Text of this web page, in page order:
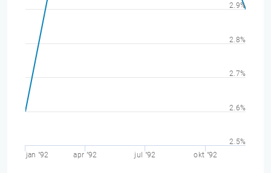
jan "92 apr "92 jul "92 okt "92
2.5%
2.6%
2.7%
2.8%
2.9%